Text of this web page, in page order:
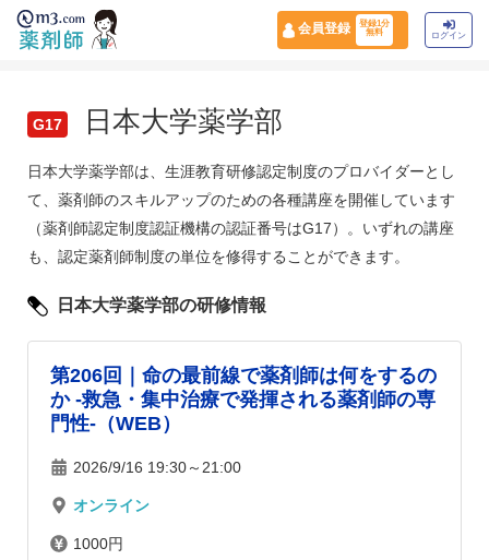
会員登録
登録1分
無料
ログイン
G17 日本大学薬学部
日本大学薬学部は、生涯教育研修認定制度のプロバイダーとし
て、薬剤師のスキルアップのための各種講座を開催しています
（薬剤師認定制度認証機構の認証番号はG17）。いずれの講座
も、認定薬剤師制度の単位を修得することができます。
日本大学薬学部の研修情報
第206回｜命の最前線で薬剤師は何をするの
か -救急・集中治療で発揮される薬剤師の専
門性-（WEB）
2026/9/16 19:30～21:00
オンライン
1000円